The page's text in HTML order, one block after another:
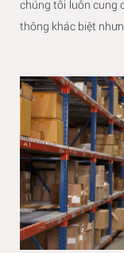
chúng tôi luôn cung
thông khác biệt